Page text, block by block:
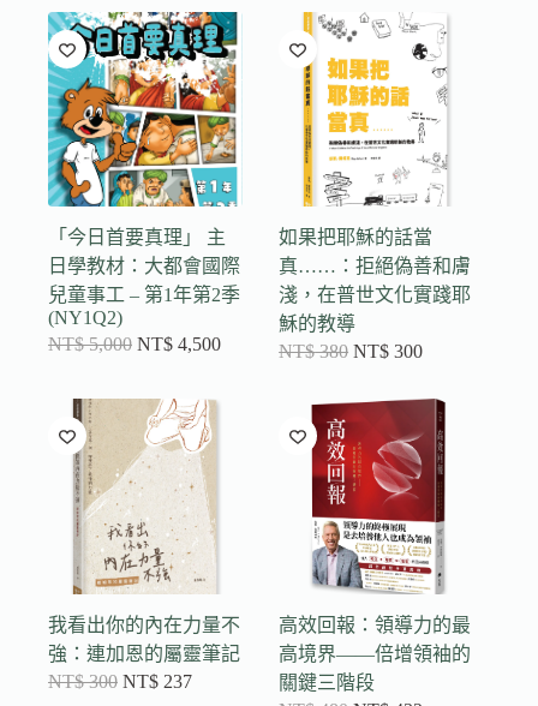
「今日首要真理」 主
日學教材：大都會國際
兒童事工 – 第1年第2季
(NY1Q2)
NT$5,000 NT$ 4,500
如果把耶穌的話當
真……：拒絕偽善和膚
淺，在普世文化實踐耶
穌的教導
NT$380 NT$ 300
我看出你的內在力量不
強：連加恩的屬靈筆記
NT$300 NT$ 237
高效回報：領導力的最
高境界——倍增領袖的
關鍵三階段